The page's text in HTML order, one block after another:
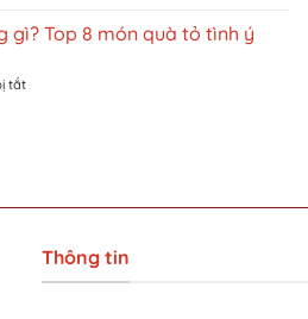
ở
Traveloka
Khám
trình
giá
pháp
rèn
thể
động
giới
văn
phòng
gì? Top 8 món quà tỏ tình ý
tắtở
Top
quàThông tin